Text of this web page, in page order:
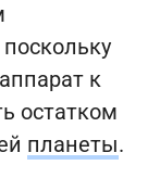
к
остатком
планеты.